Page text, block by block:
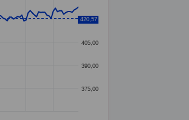
375,00
390,00
405,00
420,00
420,57